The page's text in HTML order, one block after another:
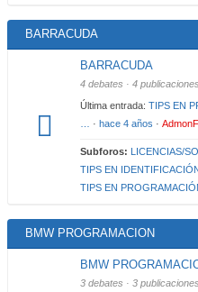
BARRACUDA
BARRACUDA
4 debates · 4 publicaciones
Última entrada: TIPS EN
· hace 4 años ·
Subforos: LICENCIAS/
TIPS EN
TIPS EN
BMW PROGRAMACION
BMW
3 debates · 3 publicaciones